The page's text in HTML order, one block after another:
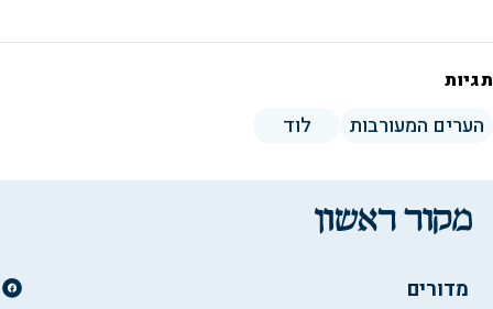
תגיות
הערים המעורבות לוד
מדורים